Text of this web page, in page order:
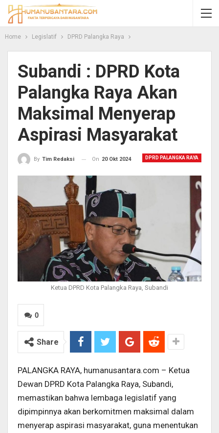
Home Legislatif DPRD Palangka Raya
Subandi : DPRD Kota
Palangka Raya Akan
Maksimal Menyerap
Aspirasi Masyarakat
DPRD PALANGKA RAYA
By Tim Redaksi On 20 Okt 2024
Ketua DPRD Kota Palangka Raya, Subandi
0
Share
PALANGKA RAYA, humanusantara.com – Ketua
Dewan DPRD Kota Palangka Raya, Subandi,
memastikan bahwa lembaga legislatif yang
dipimpinnya akan berkomitmen maksimal dalam
menyerap aspirasi masyarakat, guna menentukan